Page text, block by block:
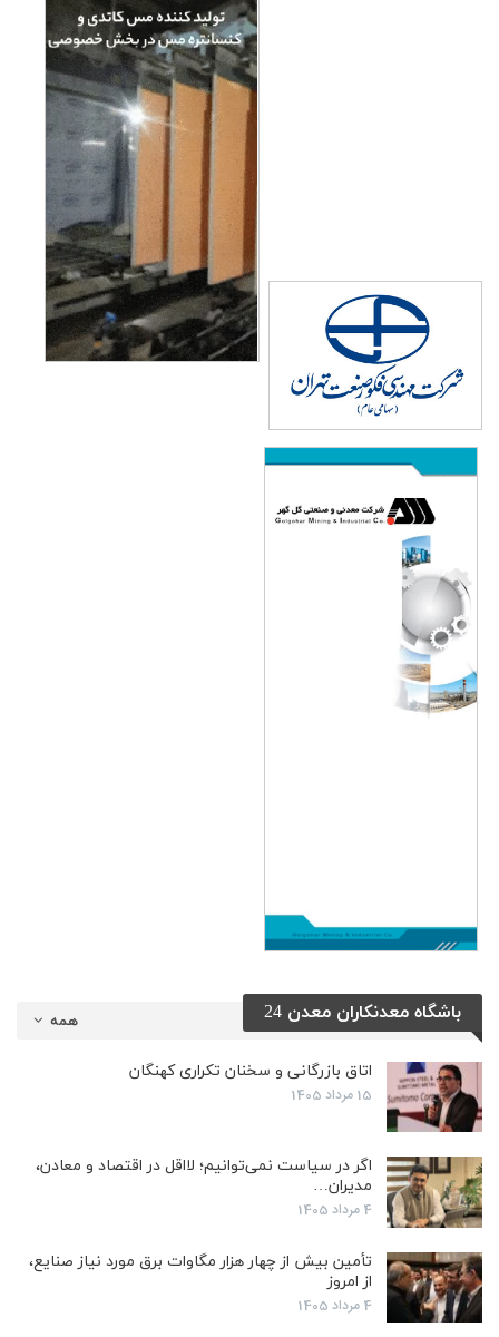
همه باشگاه معدنکاران معدن 24
اتاق بازرگانی و سخنان تکراری کهنگان
15 مرداد 1405
اگر در سیاست نمی‌توانیم؛ لااقل در اقتصاد و معادن،
مدیران…
4 مرداد 1405
تأمین بیش از چهار هزار مگاوات برق مورد نیاز صنایع،
از امروز
4 مرداد 1405